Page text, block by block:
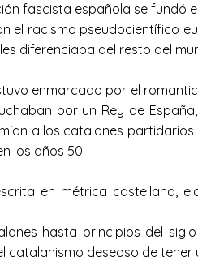
fascista española se fundó
el racismo pseudocientífico
diferenciaba del resto del
enmarcado por el
por un Rey de
a los catalanes
los años 50.
en métrica castellana,
hasta principios del
catalanismo deseoso de tener